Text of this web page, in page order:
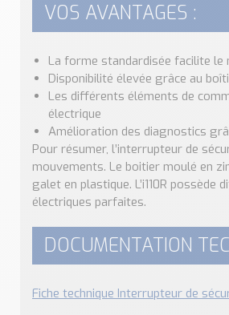
VOS AVANTAGES :
La forme standardisée facilite le
Disponibilité élevée grâce au
Les différents éléments de
électrique
Amélioration des diagnostics
Pour résumer, l’interrupteur de
mouvements. Le boitier moulé en
galet en plastique. L’i110R
électriques parfaites.
DOCUMENTATION
Fiche technique Interrupteur de